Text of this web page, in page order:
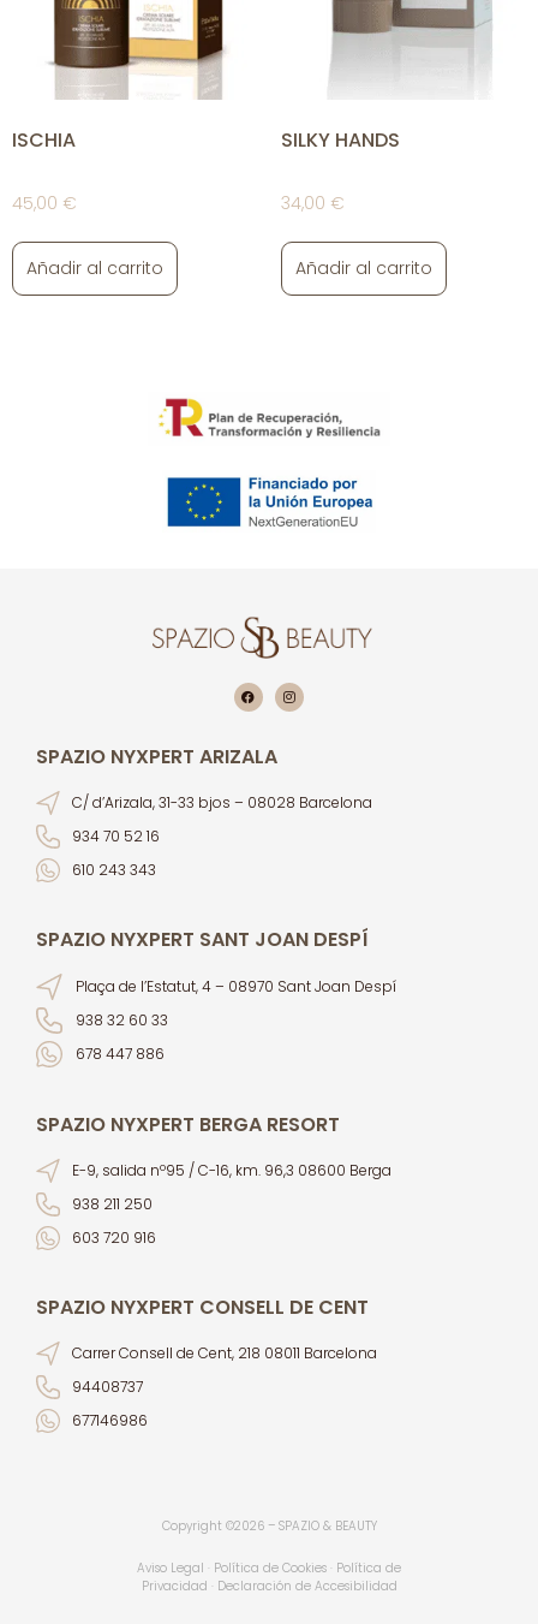
ISCHIA
45,00 €
Añadir al carrito
SILKY HANDS
34,00 €
Añadir al carrito
SPAZIO NYXPERT ARIZALA
C/ d’Arizala, 31-33 bjos – 08028 Barcelona
934 70 52 16
610 243 343
SPAZIO NYXPERT SANT JOAN DESPÍ
Plaça de l’Estatut, 4 – 08970 Sant Joan Despí
938 32 60 33
678 447 886
SPAZIO NYXPERT BERGA RESORT
E-9, salida nº95 / C-16, km. 96,3 08600 Berga
938 211 250
603 720 916
SPAZIO NYXPERT CONSELL DE CENT
Carrer Consell de Cent, 218 08011 Barcelona
94408737
677146986
Copyright ©2026 – SPAZIO & BEAUTY
Aviso Legal · Política de Cookies · Política de
Privacidad · Declaración de Accesibilidad